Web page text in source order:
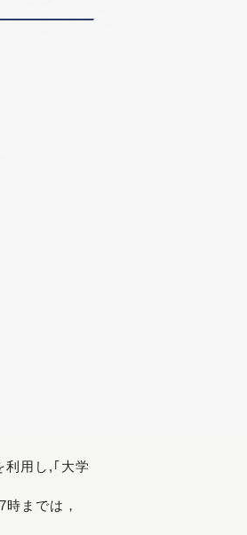
利用し,｢大学
までは，